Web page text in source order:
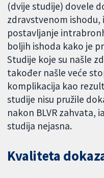
(dvije studije) dovele
zdravstvenom
postavljanje
boljih ishoda kako je
Studije koje su našle
također našle veće
komplikacija kao
studije nisu pružile
nakon BLVR zahvata,
studija nejasna.
Kvaliteta